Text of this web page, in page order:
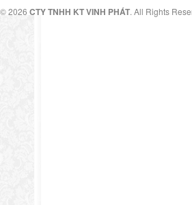
© 2026 CTY TNHH KT VINH PHÁT. All Rights